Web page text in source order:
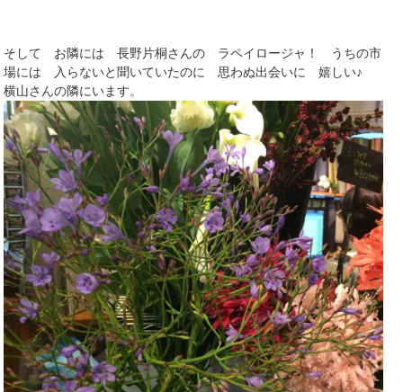
そして お隣には 長野片桐さんの ラペイロージャ！ うちの市
場には 入らないと聞いていたのに 思わぬ出会いに 嬉しい♪
横山さんの隣にいます。